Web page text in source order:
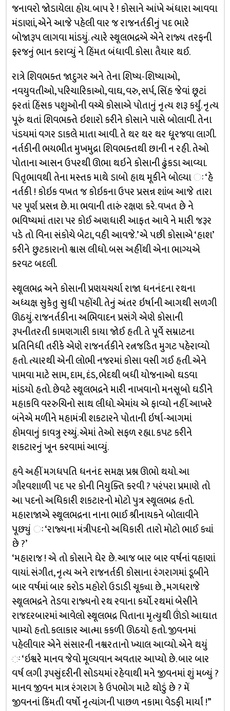
જનાવરો જોડાયેલા હોય. બાપ રે ! કોસાને આંખે અંધારા આવવા
મંડાણાં, એને આજે પહેલી વાર જ રાજનર્તકીનું પદ ભારે
બોજારૂપ લાગવા માંડયું. ત્યારે સ્થૂલભદ્રએ એને રાજ્ય તરફની
ફરજનું ભાન કરાવ્યું ને હિંમત બંધાવી. કોસા તૈયાર થઈ.
રાત્રે શિવભક્ત જાદુગર અને તેના શિષ્ય-શિષ્યાઓ,
નવયુવતીઓ, પરિચારિકાઓ, વાઘ, વરુ, સર્પ, સિંહ જેવાં છૂટાં
ફરતાં હિંસક પશુઓની વચ્ચે કોસાએ પોતાનું નૃત્ય શરૂ કર્યું. નૃત્ય
પૂરું થતાં શિવભક્તે ઇશારો કરીને કોસાને પાસે બોલાવી. તેના
પંડયમાં વગર ડાકલે માતા આવી. તે થર થર થર ધૂ્રજવા લાગી.
નર્તકીની ભયભીત મુખમુદ્રા શિવભક્તથી છાની ન રહી. તેઓ
પોતાના આસન ઉપરથી ઊભા થઇને કોસાની ઢુંકડા આવ્યા.
પિતૃભાવથી તેના મસ્તક માથે ડાબો હાથ મૂકીને બોલ્યા ઃ ‘હે
નર્તકી ! કોઇક વખત જ કોઇકના ઉપર પ્રસન્ન શાંબ આજે તારા
પર પૂર્ણ પ્રસન્ન છે. મા ભવાની તારું રક્ષણ કરે. વખત છે ને
ભવિષ્યમાં તારા પર કોઈ અણધારી આફત આવે ને મારી જરૂર
પડે તો વિના સંકોચે બેટા, વહી આવજે.’ એ પછી કોસાએ ‘હાશ’
કરીને છુટકારાનો શ્વાસ લીધો. બસ અહીંથી એના ભાગ્યએ
કરવટ બદલી.
સ્થૂલભદ્ર અને કોસાની પ્રણયચર્ચા રાજા ધનનંદના રથના
અધ્યક્ષ સુકેતુ સુધી પહોંચી. તેનું અંતર ઇર્ષાની આગથી સળગી
ઊઠયું. રાજનર્તકીના અભિવાદન પ્રસંગે એણે કોસાની
રૂપનીતરતી કામણગારી કાયા જોઈ હતી. તે પૂર્વે સમ્રાટના
પ્રતિનિધી તરીકે એણે રાજનર્તકીને રત્નજડિત મુગટ પહેરાવ્યો
હતો. ત્યારથી એની લોભી નજરમાં કોસા વસી ગઈ હતી. એને
પામવા માટે સામ, દામ, દંડ, ભેદથી બધી યોજનાઓ ઘડવા
માંડયો હતો. છેવટે સ્થૂલભદ્રને મારી નાખવાનો મનસૂબો ઘડીને
મહાકવિ વરરુચિનો સાથ લીધો. એમાંય એ ફાવ્યો નહીં. આખરે
બંનેએ મળીને મહામંત્રી શકટારને પોતાની ઇર્ષા-આગમાં
હોમવાનું કાવત્રુ રચ્યું. એમાં તેઓ સફળ રહ્યા. કપટ કરીને
શકટારનું ખૂન કરવામાં આવ્યું.
હવે અહીં મગધપતિ ધનનંદ સમક્ષ પ્રશ્ન ઊભો થયો. આ
ગૌરવશાળી પદ પર કોની નિયુક્તિ કરવી ? પરંપરા પ્રમાણે તો
આ પદનો અધિકારી શકટારનો મોટો પુત્ર સ્થૂલભદ્ર હતો.
મહારાજાએ સ્થૂલભદ્રના નાના ભાઈ શ્રીનાયકને બોલાવીને
પૂછ્યું ઃ ‘રાજ્યના મંત્રીપદનો અધિકારી તારો મોટો ભાઈ ક્યાં
છે ?’
‘મહારાજ ! એ તો કોસાને ઘેર છે. આજ બાર બાર વર્ષનાં વહાણાં
વાયાં. સંગીત, નૃત્ય અને રાજનર્તકી કોસાના રંગરાગમાં ડૂબીને
બાર વર્ષમાં બાર કરોડ મહોરો ઉડાડી ચૂક્યા છે., મગધરાજે
સ્થૂલભદ્રને તેડવા રાજ્યનો રથ રવાના કર્યો. રથમાં બેસીને
રાજદરબારમાં આવેલો સ્થૂલભદ્ર પિતાના મૃત્યુથી ઊંડો આઘાત
પામ્યો હતો. કલાકાર આત્મા કકળી ઊઠયો હતો. જીવનમાં
પહેલીવાર એને સંસારની નશ્વરતાનો ખ્યાલ આવ્યો. એને થયું
ઃ ‘ઇશ્વરે માનવ જેવો મૂલ્યવાન અવતાર આપ્યો છે. બાર બાર
વર્ષ લગી રૂપસુંદરીની સોડયમાં રહેવાથી મને જીવનમાં શું મળ્યું ?
માનવ જીવન માત્ર રંગરાગ કે ઉપભોગ માટે થોડું છે ? મેં
જીવનનાં કિંમતી વર્ષો નૃત્યાંગની પાછળ નકામા વેડફી માર્યાં !”